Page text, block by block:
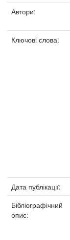
Автори:
Ключові слова:
Дата публікації:
Бібліографічний
опис: